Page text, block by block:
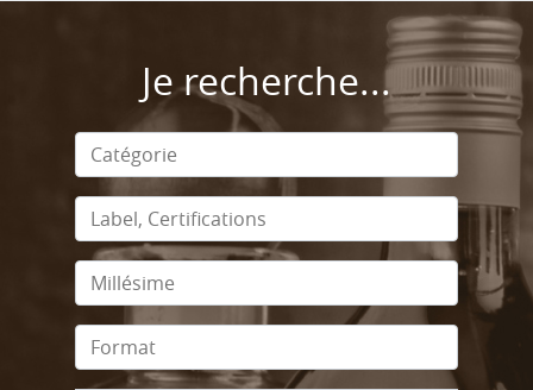
Je recherche...